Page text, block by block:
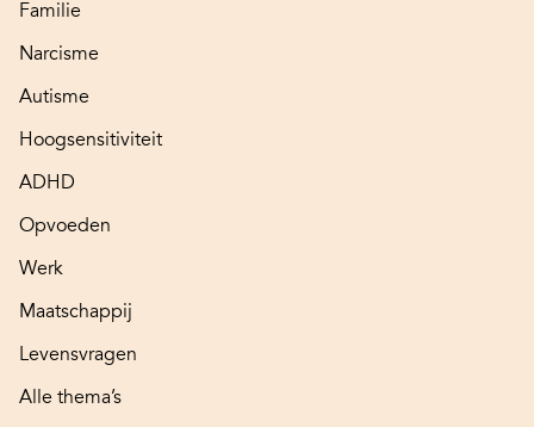
Familie
Narcisme
Autisme
Hoogsensitiviteit
ADHD
Opvoeden
Werk
Maatschappij
Levensvragen
Alle thema’s